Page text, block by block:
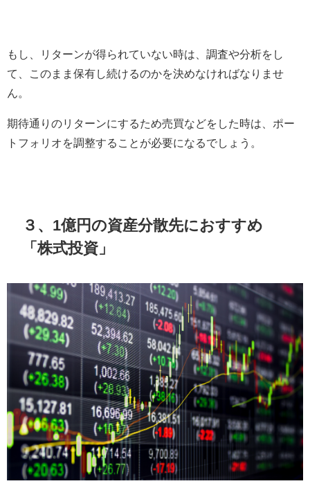
もし、リターンが得られていない時は、調査や分析をし
て、このまま保有し続けるのかを決めなければなりませ
ん。
期待通りのリターンにするため売買などをした時は、ポー
トフォリオを調整することが必要になるでしょう。
３、1億円の資産分散先におすすめ
「株式投資」